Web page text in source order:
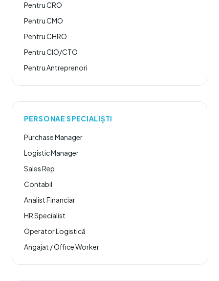
Pentru CRO
Pentru CMO
Pentru CHRO
Pentru CIO/CTO
Pentru Antreprenori
PERSONAE SPECIALIȘTI
Purchase Manager
Logistic Manager
Sales Rep
Contabil
Analist Financiar
HR Specialist
Operator Logistică
Angajat / Office Worker